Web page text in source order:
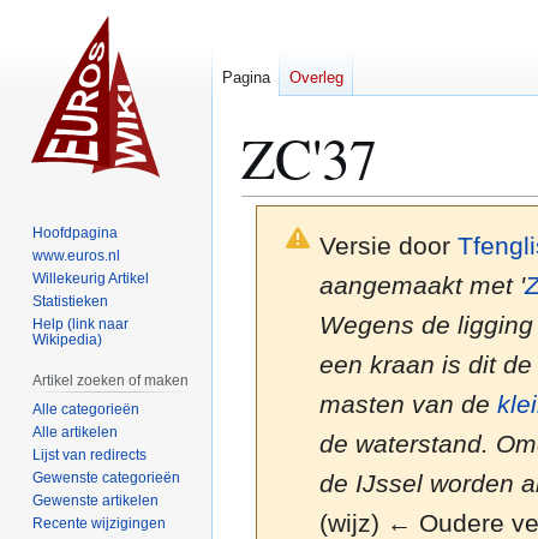
ZC'37
Versie door
aangemaakt met '
Wegens de
een kraan is dit
masten van de
de waterstand.
de IJssel worden
(wijz) ← Oudere
Pagina Overleg
Hoofdpagina
www.euros.nl
Willekeurig Artikel
Statistieken
Help (link naar
Wikipedia)
Artikel zoeken of maken
Alle categorieën
Alle artikelen
Lijst van redirects
Gewenste categorieën
Gewenste artikelen
Recente wijzigingen